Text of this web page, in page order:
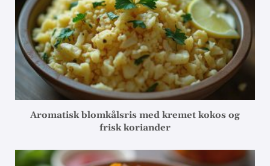
Aromatisk blomkålsris med kremet kokos og
frisk koriander